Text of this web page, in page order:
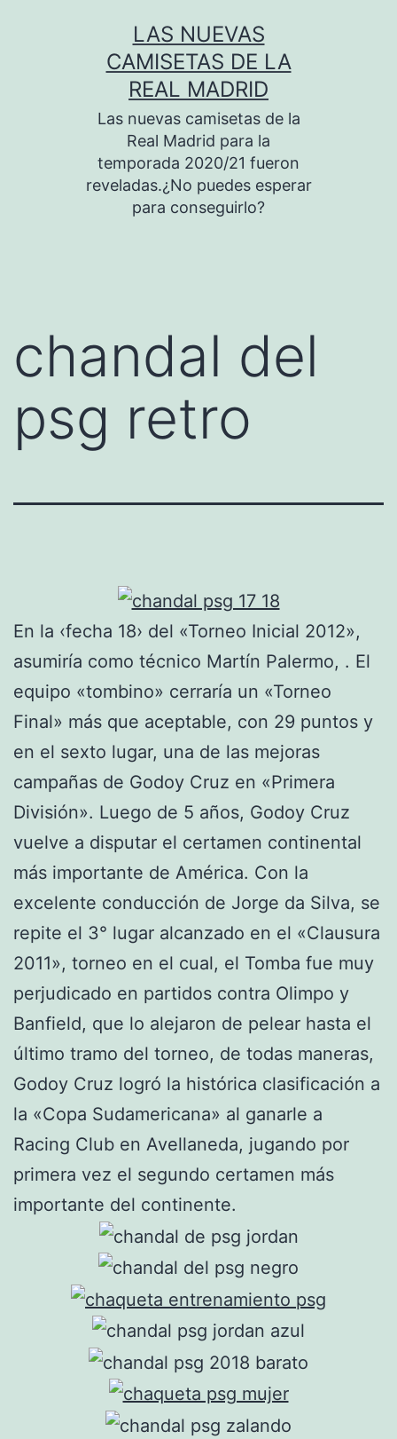
LAS NUEVAS
CAMISETAS DE LA
REAL MADRID
Las nuevas camisetas de la
Real Madrid para la
temporada 2020/21 fueron
reveladas.¿No puedes esperar
para conseguirlo?
chandal del
psg retro
En la ‹fecha 18› del «Torneo Inicial 2012»,
asumiría como técnico Martín Palermo, . El
equipo «tombino» cerraría un «Torneo
Final» más que aceptable, con 29 puntos y
en el sexto lugar, una de las mejoras
campañas de Godoy Cruz en «Primera
División». Luego de 5 años, Godoy Cruz
vuelve a disputar el certamen continental
más importante de América. Con la
excelente conducción de Jorge da Silva, se
repite el 3° lugar alcanzado en el «Clausura
2011», torneo en el cual, el Tomba fue muy
perjudicado en partidos contra Olimpo y
Banfield, que lo alejaron de pelear hasta el
último tramo del torneo, de todas maneras,
Godoy Cruz logró la histórica clasificación a
la «Copa Sudamericana» al ganarle a
Racing Club en Avellaneda, jugando por
primera vez el segundo certamen más
importante del continente.